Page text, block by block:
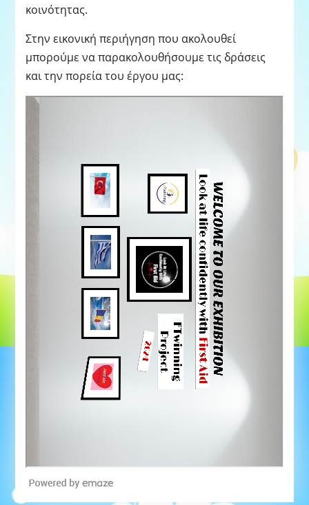
κοινότητας.
Στην εικονική περιήγηση που ακολουθεί
μπορούμε να παρακολουθήσουμε τις δράσεις
και την πορεία του έργου μας: